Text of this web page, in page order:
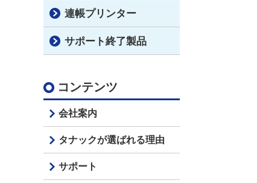
連帳プリンター
サポート終了製品
コンテンツ
会社案内
タナックが選ばれる理由
サポート